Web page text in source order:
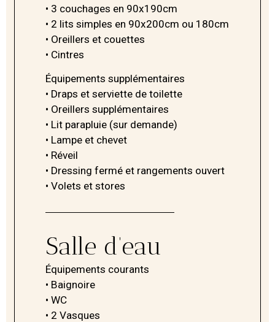
• 3 couchages en 90x190cm
• 2 lits simples en 90x200cm ou 180cm
• Oreillers et couettes
• Cintres
Équipements supplémentaires
• Draps et serviette de toilette
• Oreillers supplémentaires
• Lit parapluie (sur demande)
• Lampe et chevet
• Réveil
• Dressing fermé et rangements ouvert
• Volets et stores
Salle d’eau
Équipements courants
• Baignoire
• WC
• 2 Vasques